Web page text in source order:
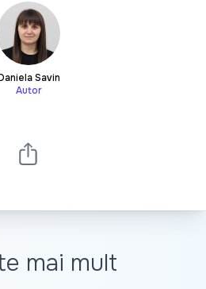
Savin
Autor
mai mult